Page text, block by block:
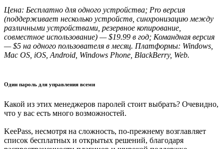
Цена: Бесплатно для одного устройства; Pro версия
(поддерживает несколько устройств, синхронизацию между
различными устройствами, резервное копирование,
совместное использование) — $19.99 в год; Командная версия
— $5 на одного пользователя в месяц. Платформы: Windows,
Mac OS, iOS, Android, Windows Phone, BlackBerry, Web.
Один пароль для управления всеми
Какой из этих менеджеров паролей стоит выбрать? Очевидно,
что у вас есть много возможностей.
KeePass, несмотря на сложность, по-прежнему возглавляет
список бесплатных и открытых решений, благодаря